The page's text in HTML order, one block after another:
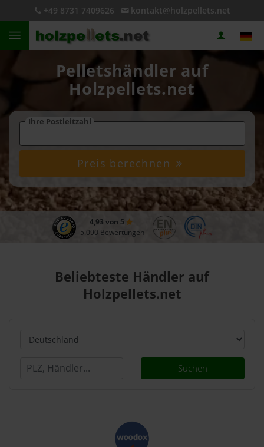
+49 8731 7409626 kontakt@holzpellets.net
Pelletshändler auf
Holzpellets.net
Ihre Postleitzahl
Preis berechnen
4,93 von 5
5.090 Bewertungen
Beliebteste Händler auf
Holzpellets.net
Suchen